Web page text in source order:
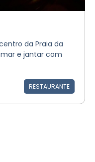
da Praia da
e jantar com
RESTAURANTE